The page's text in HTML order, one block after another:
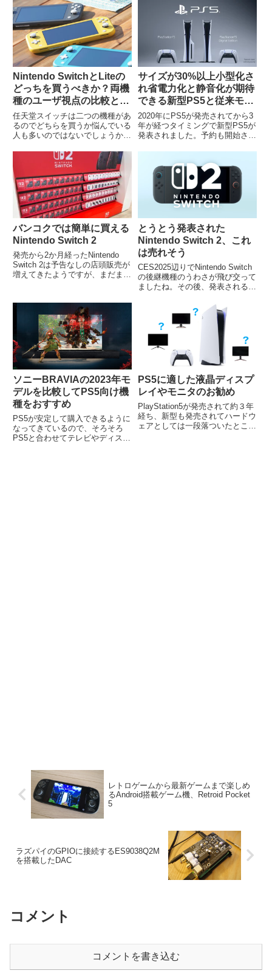
Nintendo SwitchとLiteの
どっちを買うべきか？両機
種のユーザ視点の比較と違
い
任天堂スイッチは二つの機種があ
るのでどちらを買うか悩んでいる
人も多いのではないでしょうか。
ザ視点でレビューして、違いと比
較やおすすめの選び方を紹介しま
す。Nintendo Switch（ニンテン
ドースイッチ）と...
サイズが30%以上小型化さ
れ省電力化と静音化が期待
できる新型PS5と従来モデ
ルの比較と違い
2020年にPS5が発売されてから3
年が経つタイミングで新型PS5が
発表されました。予約も開始さ
型が発売するタイミングで小型化
しながらCPUシュリンクにより
製造コスト低減によ...
バンコクでは簡単に買える
Nintendo Switch 2
発売から2か月経ったNintendo
Switch 2は予告なしの店頭販売が
増えてきたようですが、まだまだ
販売状況を見てきました。タイの
首都バンコクにある高級デパー
ト、サイアム・パ...
とうとう発表された
Nintendo Switch 2、これ
は売れそう
CES2025辺りでNintendo Switch
の後継機種のうわさが飛び交って
ましたね。その後、発表されるさ
発表されましたね。Nintendo
Switch 2。これまで、2006年12
月に発売したWiiし、...
ソニーBRAVIAの2023年モ
デルを比較してPS5向け機
種をおすすめ
PS5が安定して購入できるように
なってきているので、そろそろ
PS5と合わせてテレビやディスプ
PS5に適した液晶ディスプ
レイやモニタのお勧め
PlayStation5が発売されて約３年
経ち、新型も発売されてハードウ
ェアとしては一段落ついたところ
レトロゲームから最新ゲームまで楽しめ
るAndroid搭載ゲーム機、Retroid Pocket
5
ラズパイのGPIOに接続するES9038Q2M
を搭載したDAC
コメント
コメントを書き込む